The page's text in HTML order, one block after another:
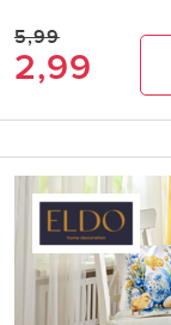
5,99
2,99